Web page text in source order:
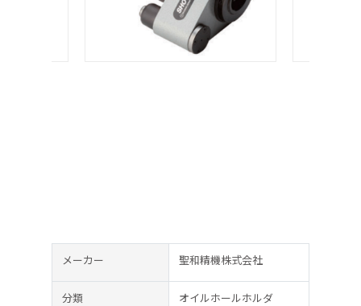
メーカー 聖和精機株式会社
分類 オイルホールホルダ